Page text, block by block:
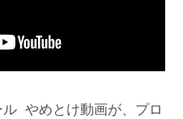
やめとけ動画が、プロ